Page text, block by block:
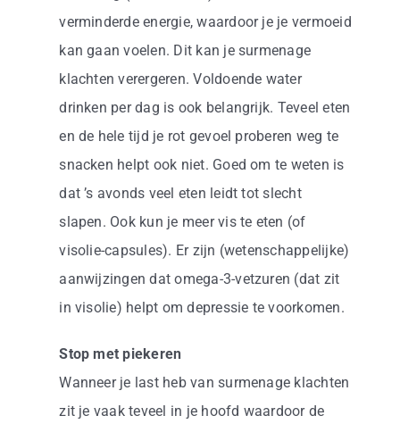
verminderde energie, waardoor je je vermoeid
kan gaan voelen. Dit kan je surmenage
klachten verergeren. Voldoende water
drinken per dag is ook belangrijk. Teveel eten
en de hele tijd je rot gevoel proberen weg te
snacken helpt ook niet. Goed om te weten is
dat ’s avonds veel eten leidt tot slecht
slapen. Ook kun je meer vis te eten (of
visolie-capsules). Er zijn (wetenschappelijke)
aanwijzingen dat omega-3-vetzuren (dat zit
in visolie) helpt om depressie te voorkomen.
Stop met piekeren
Wanneer je last heb van surmenage klachten
zit je vaak teveel in je hoofd waardoor de